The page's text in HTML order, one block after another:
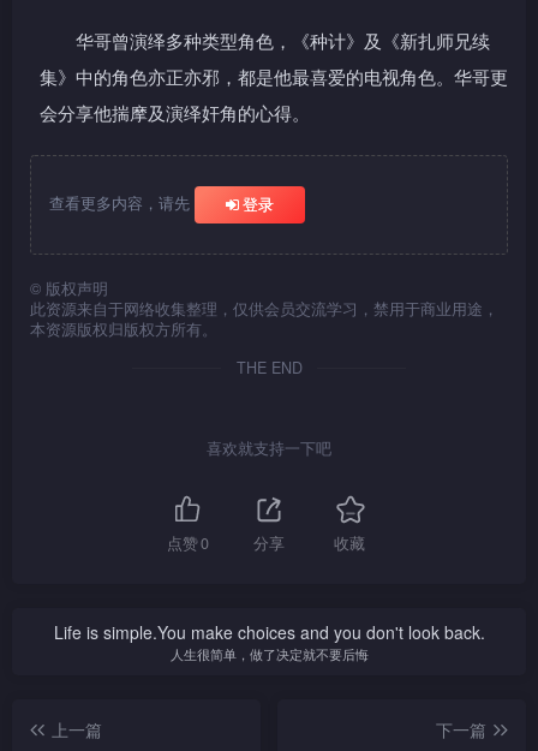
华哥曾演绎多种类型角色，《种计》及《新扎师兄续
集》中的角色亦正亦邪，都是他最喜爱的电视角色。华哥更
会分享他揣摩及演绎奸角的心得。
查看更多内容，请先 登录
© 版权声明
此资源来自于网络收集整理，仅供会员交流学习，禁用于商业用途，
本资源版权归版权方所有。
THE END
喜欢就支持一下吧
点赞0 分享 收藏
Life is simple.You make choices and you don't look back.
人生很简单，做了决定就不要后悔
上一篇
下一篇